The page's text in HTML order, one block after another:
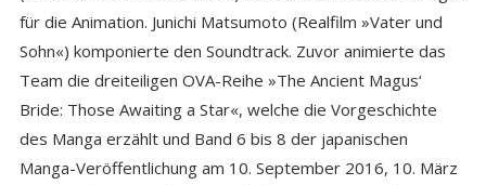
für die Animation. Junichi Matsumoto (Realfilm »Vater und
Sohn«) komponierte den Soundtrack. Zuvor animierte das
Team die dreiteiligen OVA-Reihe »The Ancient Magus‘
Bride: Those Awaiting a Star«, welche die Vorgeschichte
des Manga erzählt und Band 6 bis 8 der japanischen
Manga-Veröffentlichung am 10. September 2016, 10. März